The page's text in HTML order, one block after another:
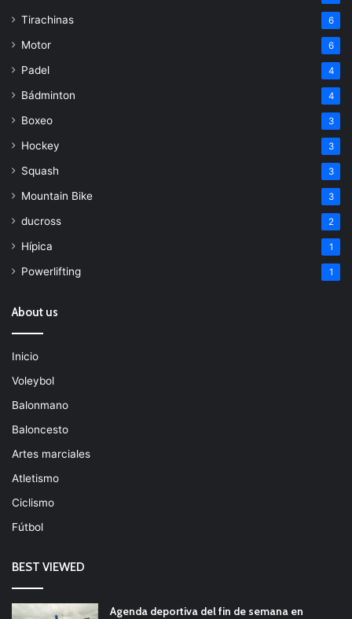
Tirachinas 6
Motor 6
Padel 4
Bádminton 4
Boxeo 3
Hockey 3
Squash 3
Mountain Bike 3
ducross 2
Hípica 1
Powerlifting 1
About us
Inicio
Voleybol
Balonmano
Baloncesto
Artes marciales
Atletismo
Ciclismo
Fútbol
BEST VIEWED
Agenda deportiva del fin de semana en